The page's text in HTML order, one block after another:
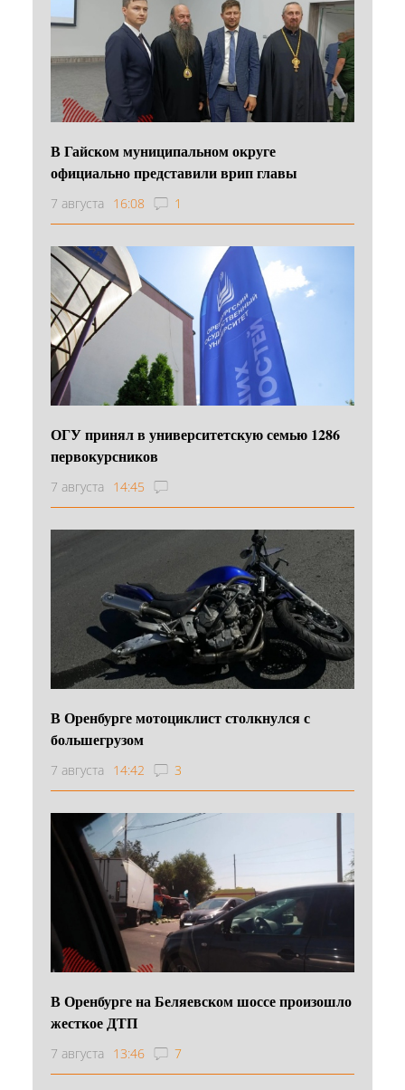
В Гайском муниципальном округе
официально представили врип главы
7 августа 16:08 1
ОГУ принял в университетскую семью 1286
первокурсников
7 августа 14:45
В Оренбурге мотоциклист столкнулся с
большегрузом
7 августа 14:42 3
В Оренбурге на Беляевском шоссе произошло
жесткое ДТП
7 августа 13:46 7